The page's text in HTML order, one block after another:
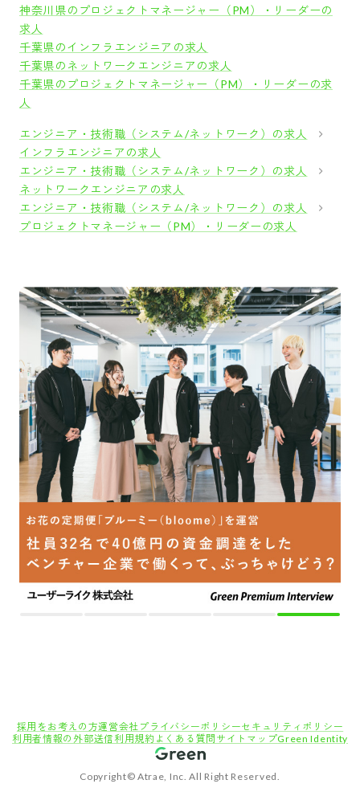
神奈川県のプロジェクトマネージャー（PM）・リーダーの
求人
千葉県のインフラエンジニアの求人
千葉県のネットワークエンジニアの求人
千葉県のプロジェクトマネージャー（PM）・リーダーの求
人
エンジニア・技術職（システム/ネットワーク）の求人
インフラエンジニアの求人
エンジニア・技術職（システム/ネットワーク）の求人
ネットワークエンジニアの求人
エンジニア・技術職（システム/ネットワーク）の求人
プロジェクトマネージャー（PM）・リーダーの求人
採用をお考えの方運営会社 プライバシーポリシーセキュリティポリシー
利用者情報の外部送信利用規約 よくある質問 サイトマップGreen Identity
Copyright© Atrae, Inc. All Right Reserved.